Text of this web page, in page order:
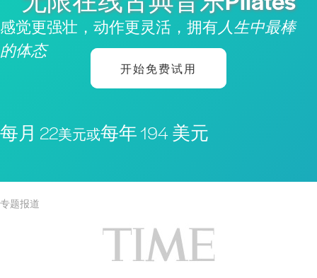
感觉更强壮，动作更灵活，拥有人生中最棒
的体态
开始免费试用
每月 22美元或每年 194 美元
专题报道